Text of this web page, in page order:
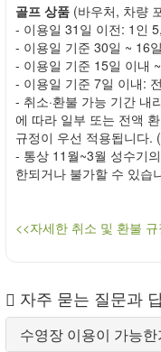
골프 상품 (바우처, 차량
- 이용일 31일 이전: 1인
- 이용일 기준 30일 ~ 16
- 이용일 기준 15일 이내
- 이용일 기준 7일 이내:
- 취소·환불 가능 기간 내
에 따라 일부 또는 전액
규정이 우선 적용됩니다.
- 통상 11월~3월 성수기
한되거나 불가할 수 있습
<<자세한 취소 및 환불
자주 묻는 질문과
수영장 이용이 가능